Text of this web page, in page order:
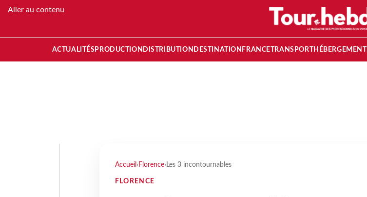
Aller au contenu
ACTUALITÉS PRODUCTION DISTRIBUTION DESTINATION FRANCETRANSPORT HÉBERGEMENT
Accueil › Florence› Les 3 incontournables
FLORENCE